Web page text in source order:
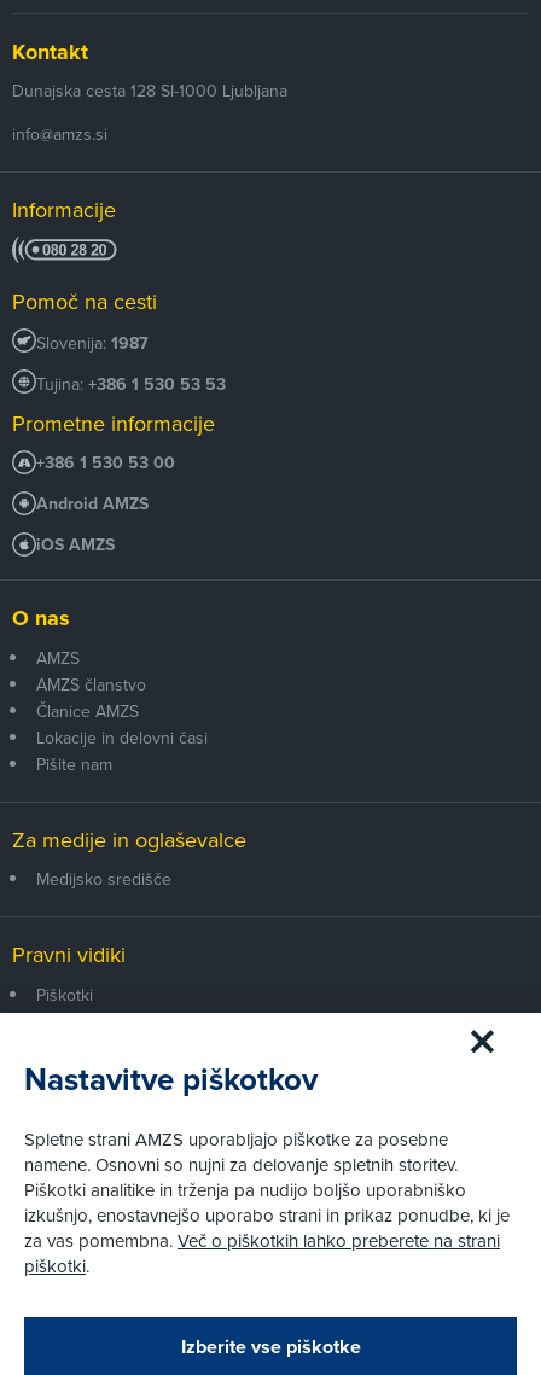
Kontakt
Dunajska cesta 128 SI-1000 Ljubljana
info@amzs.si
Informacije
Pomoč na cesti
Slovenija: 1987
Tujina: +386 1 530 53 53
Prometne informacije
+386 1 530 53 00
Android AMZS
iOS AMZS
O nas
AMZS
AMZS članstvo
Članice AMZS
Lokacije in delovni časi
Pišite nam
Za medije in oglaševalce
Medijsko središče
Pravni vidiki
Piškotki
Pravno obvestilo
Izvensodno reševanje potrošniških sporov
Splošni pogoji članstva AMZS
Cenik članstva AMZS
Nastavitve piškotkov
Spletne strani AMZS uporabljajo piškotke za posebne
namene. Osnovni so nujni za delovanje spletnih storitev.
Piškotki analitike in trženja pa nudijo boljšo uporabniško
izkušnjo, enostavnejšo uporabo strani in prikaz ponudbe, ki je
za vas pomembna.Več o piškotkih lahko preberete na strani
piškotki.
Izberite vse piškotke